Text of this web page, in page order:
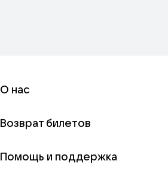
О нас
Возврат билетов
Помощь и поддержка